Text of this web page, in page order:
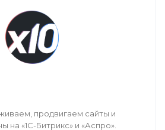
продвигаем сайты и
на «1С-Битрикс» и «Аспро».